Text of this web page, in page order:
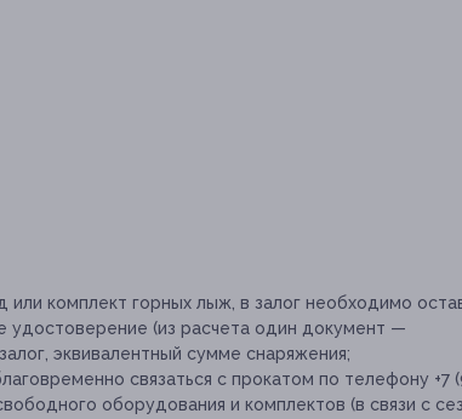
или комплект горных лыж, в залог необходимо
удостоверение (из расчета один документ —
эквивалентный сумме снаряжения;
связаться с прокатом по телефону +7
оборудования и комплектов (в связи с